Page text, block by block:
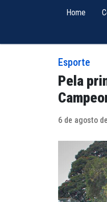
Home
Esporte
Pela
6 de agosto